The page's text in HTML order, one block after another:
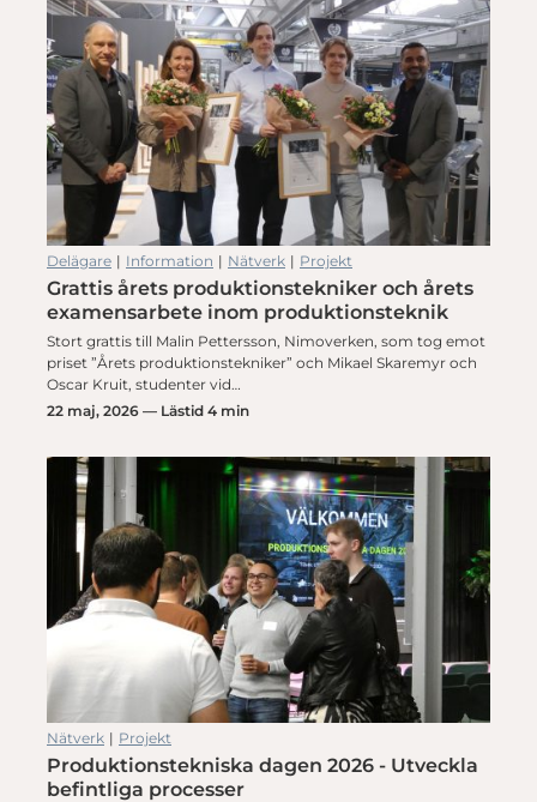
Delägare | Information | Nätverk | Projekt
Grattis årets produktionstekniker och årets
examensarbete inom produktionsteknik
Stort grattis till Malin Pettersson, Nimoverken, som tog emot
priset ”Årets produktionstekniker” och Mikael Skaremyr och
Oscar Kruit, studenter vid…
22 maj, 2026 — Lästid 4 min
Nätverk | Projekt
Produktionstekniska dagen 2026 - Utveckla
befintliga processer